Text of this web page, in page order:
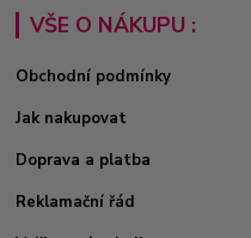
VŠE O NÁKUPU :
Obchodní podmínky
Jak nakupovat
Doprava a platba
Reklamační řád